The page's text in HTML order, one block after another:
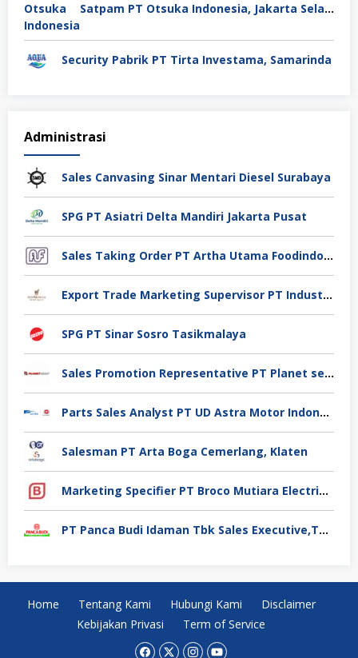
Satpam PT Otsuka Indonesia, Jakarta Selatan
Security Pabrik PT Tirta Investama, Samarinda
Administrasi
Sales Canvasing Sinar Mentari Diesel Surabaya
SPG PT Asiatri Delta Mandiri Jakarta Pusat
Sales Taking Order PT Artha Utama Foodindo Tangerang
Export Trade Marketing Supervisor PT Industri Jamu Dan Farmasi Sido Muncul Tbk, Jakarta
SPG PT Sinar Sosro Tasikmalaya
Sales Promotion Representative PT Planet selancar Mandiri, Pontianak
Parts Sales Analyst PT UD Astra Motor Indonesia, Jakarta Utara
Salesman PT Arta Boga Cemerlang, Klaten
Marketing Specifier PT Broco Mutiara Electrical Industry, Tangerang
PT Panca Budi Idaman Tbk Sales Executive,Tangerang
Home Tentang Kami Hubungi Kami
Disclaimer
Kebijakan Privasi
Term of Service